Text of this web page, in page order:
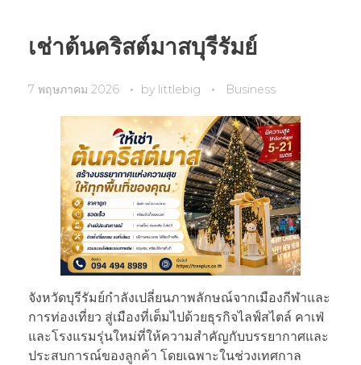
เช่าต้นคริสต์มาสบุรีรัมย์
7 พฤษภาคม 2026 by littlebig Business
จังหวัดบุรีรัมย์กำลังเปลี่ยนภาพลักษณ์จากเมืองกีฬาและ
การท่องเที่ยว สู่เมืองที่เต็มไปด้วยธุรกิจไลฟ์สไตล์ คาเฟ่
และโรงแรมรุ่นใหม่ที่ให้ความสำคัญกับบรรยากาศและ
ประสบการณ์ของลูกค้า โดยเฉพาะในช่วงเทศกาล